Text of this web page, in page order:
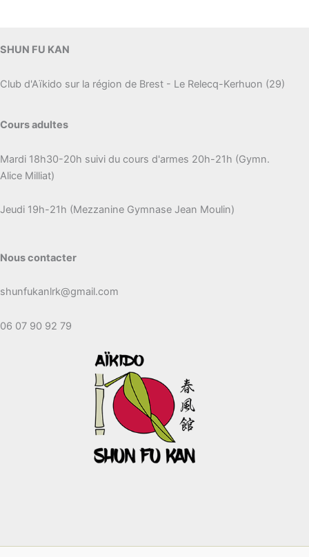
SHUN FU KAN
Club d'Aïkido sur la région de Brest - Le Relecq-Kerhuon (29)
Cours adultes
Mardi 18h30-20h suivi du cours d'armes 20h-21h (Gymn.
Alice Milliat)
Jeudi 19h-21h (Mezzanine Gymnase Jean Moulin)
Nous contacter
shunfukanlrk@gmail.com
06 07 90 92 79